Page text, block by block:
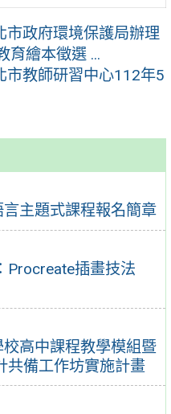
主題式課程報名簡章
Procreate插畫技法
高中課程教學模組暨
共備工作坊實施計畫
市政府環境保護局辦理
育繪本徵選 ...
市教師研習中心112年5